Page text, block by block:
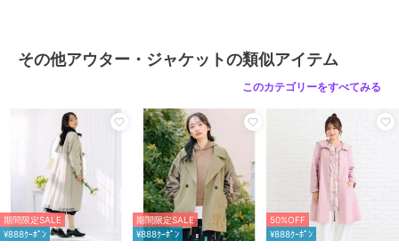
ショップ サブ ストリート
商品カテゴリ
アウター・ジャケット・コート
／その他アウター・ジャケット
性別タイプ
レディース
アウター・ジャケット・コート
／その他アウター・ジャケット
カラー
グレー(11)、ブラック(00)、ネイビ
その他アウター・ジャケットの類似アイテム
このカテゴリーをすべてみる
期間限定SALE
¥888ｸｰﾎﾟﾝ
期間限定SALE
¥888ｸｰﾎﾟﾝ
50%OFF
¥888ｸｰﾎﾟﾝ